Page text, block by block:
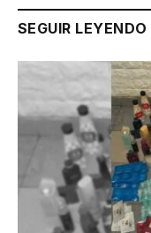
SEGUIR LEYENDO